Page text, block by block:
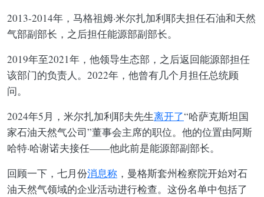
2013-2014年，马格祖姆·米尔扎加利耶夫担任石油和天然
气部副部长，之后担任能源部副部长。
2019年至2021年，他领导生态部，之后返回能源部担任
该部门的负责人。2022年，他曾有几个月担任总统顾
问。
2024年5月，米尔扎加利耶夫先生离开了“哈萨克斯坦国
家石油天然气公司”董事会主席的职位。他的位置由阿斯
哈特·哈谢诺夫接任——他此前是能源部副部长。
回顾一下，七月份消息称 ，曼格斯套州检察院开始对石
油天然气领域的企业活动进行检查。这份名单中包括了